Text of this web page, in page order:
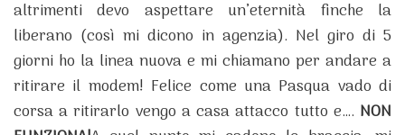
altrimenti devo aspettare un’eternità finche la
liberano (così mi dicono in agenzia). Nel giro di 5
giorni ho la linea nuova e mi chiamano per andare a
ritirare il modem! Felice come una Pasqua vado di
corsa a ritirarlo vengo a casa attacco tutto e…. NON